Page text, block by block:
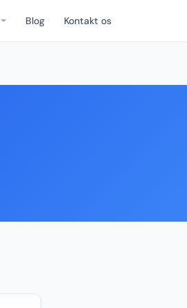
Blog Kontakt os